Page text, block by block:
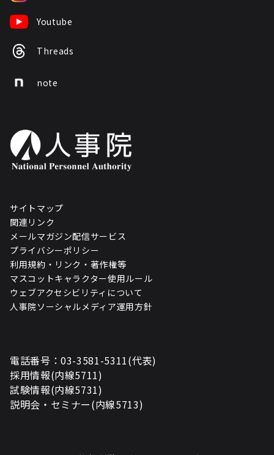
Youtube
Threads
note
サイトマップ
関連リンク
メールマガジン配信サービス
プライバシーポリシー
利用規約・リンク・著作権等
マスコットキャラクター使用ルール
ウェブアクセシビリティについて
人事院ソーシャルメディア運用方針
電話番号：03-3581-5311(代表)
採用情報(内線5711)
試験情報(内線5731)
説明会・セミナー(内線5713)